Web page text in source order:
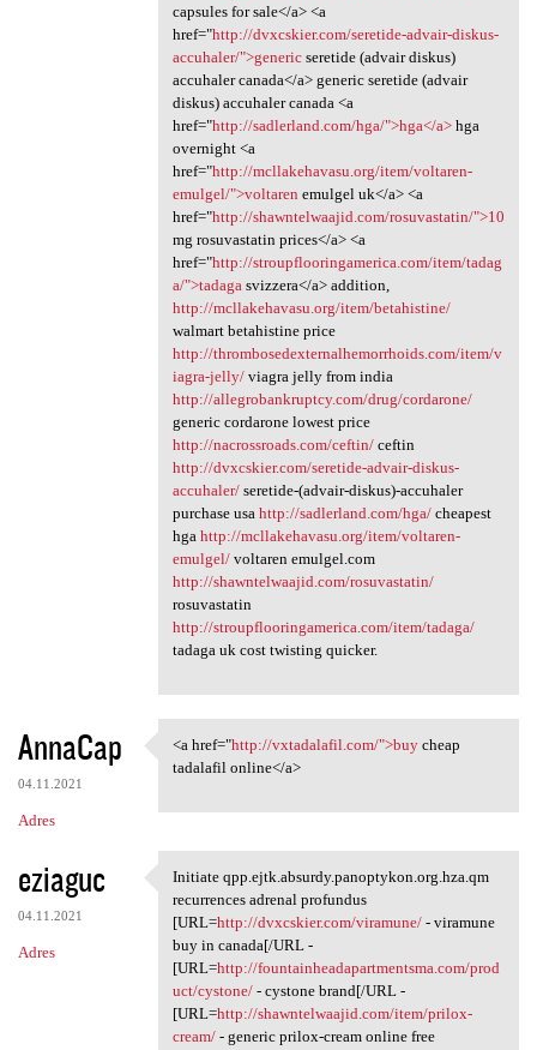
capsules for sale</a> <a
href="http://dvxcskier.com/seretide-advair-diskus-
accuhaler/">genericseretide (advair diskus)
accuhaler canada</a> generic seretide (advair
diskus) accuhaler canada <a
href="http://sadlerland.com/hga/">hga</a>hga
overnight <a
href="http://mcllakehavasu.org/item/voltaren-
emulgel/">voltaren emulgel uk</a> <a
href="http://shawntelwaajid.com/rosuvastatin/">10
mg rosuvastatin prices</a> <a
href="http://stroupflooringamerica.com/item/tadag
a/">tadagasvizzera</a> addition,
http://mcllakehavasu.org/item/betahistine/
walmart betahistine price
http://thrombosedexternalhemorrhoids.com/item/v
iagra-jelly/viagra jelly from india
http://allegrobankruptcy.com/drug/cordarone/
generic cordarone lowest price
http://nacrossroads.com/ceftin/ceftin
http://dvxcskier.com/seretide-advair-diskus-
accuhaler/seretide-(advair-diskus)-accuhaler
purchase usa http://sadlerland.com/hga/cheapest
hga http://mcllakehavasu.org/item/voltaren-
emulgel/voltaren emulgel.com
http://shawntelwaajid.com/rosuvastatin/
rosuvastatin
http://stroupflooringamerica.com/item/tadaga/
tadaga uk cost twisting quicker.
AnnaCap
04.11.2021
Adres
<a href="http://vxtadalafil
<a href="http://vxtadalafil.com/">buycheap
tadalafil online</a>
eziaguc
04.11.2021
Adres
Initiate qpp.ejtk.absurdy
Initiate qpp.ejtk.absurdy.panoptykon.org.hza.qm
recurrences adrenal profundus
[URL=http://dvxcskier.com/viramune/- viramune
buy in canada[/URL -
[URL=http://fountainheadapartmentsma.com/prod
uct/cystone/- cystone brand[/URL -
[URL=http://shawntelwaajid.com/item/prilox-
cream/- generic prilox-cream online free